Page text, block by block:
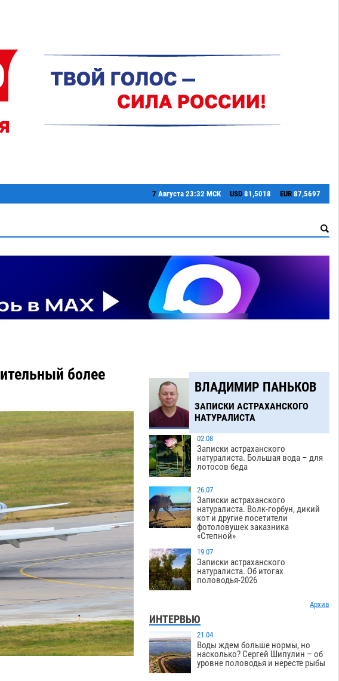
7 Августа 23:32 МСК USD 81,5018 EUR 87,5697
более
ВЛАДИМИР ПАНЬКОВ
ЗАПИСКИ АСТРАХАНСКОГО
НАТУРАЛИСТА
02.08
Записки астраханского
натуралиста. Большая вода – для
лотосов беда
26.07
Записки астраханского
натуралиста. Волк-горбун, дикий
кот и другие посетители
фотоловушек заказника
«Степной»
19.07
Записки астраханского
натуралиста. Об итогах
половодья-2026
Архив
ИНТЕРВЬЮ
21.04
Воды ждем больше нормы, но
насколько? Сергей Шипулин – об
уровне половодья и нересте рыбы